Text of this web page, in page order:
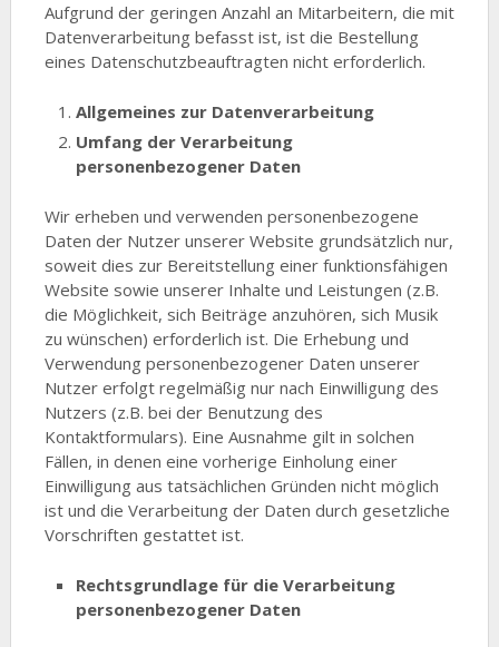
Aufgrund der geringen Anzahl an Mitarbeitern, die mit
Datenverarbeitung befasst ist, ist die Bestellung
eines Datenschutzbeauftragten nicht erforderlich.
Allgemeines zur Datenverarbeitung
Umfang der Verarbeitung
personenbezogener Daten
Wir erheben und verwenden personenbezogene
Daten der Nutzer unserer Website grundsätzlich nur,
soweit dies zur Bereitstellung einer funktionsfähigen
Website sowie unserer Inhalte und Leistungen (z.B.
die Möglichkeit, sich Beiträge anzuhören, sich Musik
zu wünschen) erforderlich ist. Die Erhebung und
Verwendung personenbezogener Daten unserer
Nutzer erfolgt regelmäßig nur nach Einwilligung des
Nutzers (z.B. bei der Benutzung des
Kontaktformulars). Eine Ausnahme gilt in solchen
Fällen, in denen eine vorherige Einholung einer
Einwilligung aus tatsächlichen Gründen nicht möglich
ist und die Verarbeitung der Daten durch gesetzliche
Vorschriften gestattet ist.
Rechtsgrundlage für die Verarbeitung
personenbezogener Daten